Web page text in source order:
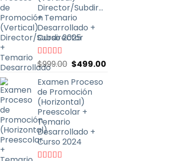
Director/Subdirector
+ Temario
Desarrollado +
Curso 2025
Valorado
con
5
$999.00 El
original
era:
$999.00.
$499.00
Examen Proceso
de Promoción
(Horizontal)
Preescolar +
Temario
Desarrollado +
Curso 2024